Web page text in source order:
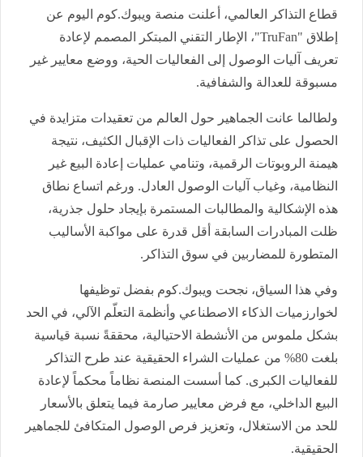
قطاع التذاكر العالمي، أعلنت منصة ويبوك.كوم اليوم عن
إطلاق "TruFan"
، الإطار التقني المبتكر المصمم لإعادة
تعريف آليات الوصول إلى الفعاليات الحية، ووضع معايير غير
مسبوقة للعدالة والشفافية.
ولطالما عانت الجماهير حول العالم من تعقيدات متزايدة في
الحصول على تذاكر الفعاليات ذات الإقبال الكثيف، نتيجة
هيمنة الروبوتات الرقمية، وتنامي عمليات إعادة البيع غير
النظامية، وغياب آليات الوصول العادل. ورغم اتساع نطاق
هذه الإشكالية والمطالبات المستمرة بإيجاد حلول جذرية،
ظلت المبادرات السابقة أقل قدرة على مواكبة الأساليب
المتطورة للمضاربين في سوق التذاكر.
وفي هذا السياق، نجحت ويبوك.كوم بفضل توظيفها
لخوارزميات الذكاء الاصطناعي وأنظمة التعلّم الآلي، في الحد
بشكل ملموس من الأنشطة الاحتيالية، محققةً نسبة قياسية
بلغت 80% من عمليات الشراء الحقيقية عند طرح التذاكر
للفعاليات الكبرى. كما أسست المنصة نظاماً محكماً لإعادة
البيع الداخلي، مع فرض معايير صارمة فيما يتعلق بالأسعار
للحد من الاستغلال، وتعزيز فرص الوصول المتكافئ للجماهير
الحقيقية.